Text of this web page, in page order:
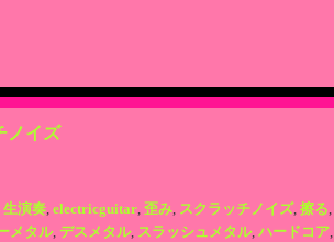
ノイズ
生演奏, electricguitar, 歪み, スクラッチノイズ, 擦る,
メタル, デスメタル, スラッシュメタル, ハードコア,